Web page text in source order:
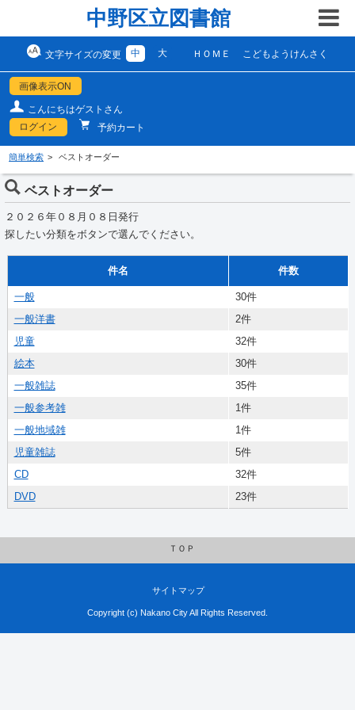
中野区立図書館
文字サイズの変更 中 大 ＨＯＭＥ こどもようけんさく
画像表示ON
こんにちはゲストさん
ログイン
予約カート
簡単検索 ベストオーダー
ベストオーダー
２０２６年０８月０８日発行
探したい分類をボタンで選んでください。
件名 件数
一般
30件
一般洋書
2件
児童
32件
絵本
30件
一般雑誌
35件
一般参考雑
1件
一般地域雑
1件
児童雑誌
5件
CD
32件
DVD
23件
ＴＯＰ
サイトマップ
Copyright (c) Nakano City All Rights Reserved.